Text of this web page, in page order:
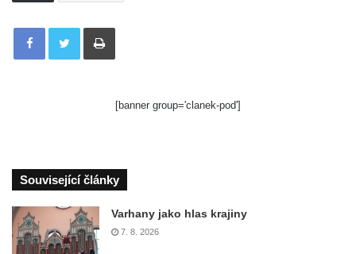
Tisknout
[banner group='clanek-pod']
Související články
Varhany jako hlas krajiny
7. 8. 2026